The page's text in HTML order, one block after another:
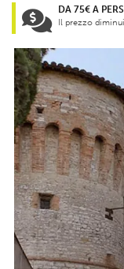
DA 75€ A
Il prezzo